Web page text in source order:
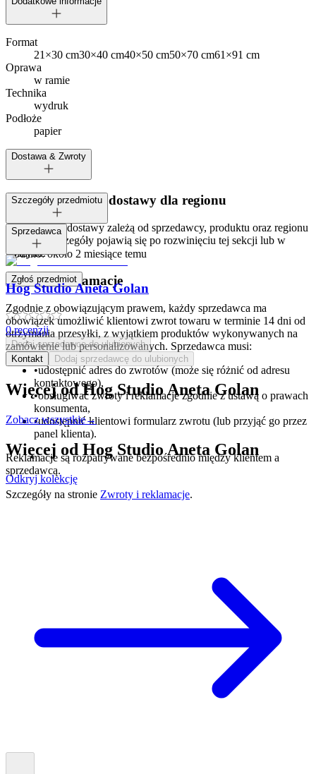
Format
21×30 cm30×40 cm40×50 cm50×70 cm61×91 cm
Oprawa
w ramie
Technika
wydruk
Podłoże
papier
Dostawa & Zwroty
Dostępne metody dostawy dla regionu
Opcje i koszt dostawy zależą od sprzedawcy, produktu oraz regionu
dostawy. Szczegóły pojawią się po rozwinięciu tej sekcji lub w
koszyku.
Zwroty i reklamacje
Zgodnie z obowiązującym prawem, każdy sprzedawca ma
obowiązek umożliwić klientowi zwrot towaru w terminie 14 dni od
otrzymania przesyłki, z wyjątkiem produktów wykonywanych na
zamówienie lub personalizowanych. Sprzedawca musi:
•udostępnić adres do zwrotów (może się różnić od adresu
kontaktowego),
•obsługiwać zwroty i reklamacje zgodnie z ustawą o prawach
konsumenta,
•udostępnić klientowi formularz zwrotu (lub przyjąć go przez
panel klienta).
Reklamacje są rozpatrywane bezpośrednio między klientem a
sprzedawcą.
Szczegóły na stronie Zwroty i reklamacje.
Szczegóły przedmiotu
Tagi:
Dodano:około 2 miesiące temu
Zgłoś przedmiot
Sprzedawca
Hog Studio Aneta Golan
0recenzji
Dodaj sprzedawcę do ulubionych
Kontakt
Dodaj sprzedawcę do ulubionych
Więcej odHog Studio Aneta Golan
Zobacz wszystkie→
Więcej od Hog Studio Aneta Golan
Odkryj kolekcję